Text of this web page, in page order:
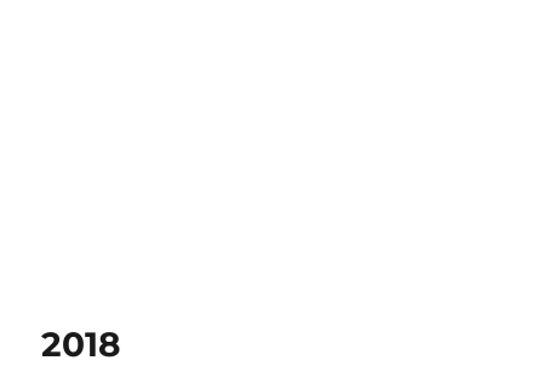
2018